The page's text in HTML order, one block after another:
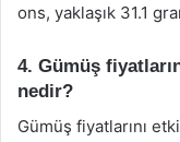
ons, yaklaşık 31.1
4. Gümüş
nedir?
Gümüş fiyatlarını